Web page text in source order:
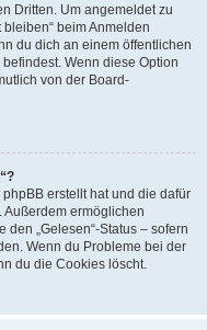
Dritten. Um angemeldet zu
beim Anmelden
du dich an einem öffentlichen
Wenn diese Option
von der Board-
erstellt hat und die dafür
Außerdem ermöglichen
„Gelesen“-Status – sofern
Wenn du Probleme bei der
du die Cookies löscht.